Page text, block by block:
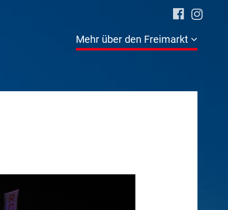
Mehr über den Freimarkt